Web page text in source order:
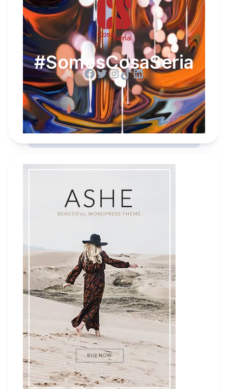
#SomosCosaSeria
Facebook
Twitter
Instagram
TikTok
LinkedIn